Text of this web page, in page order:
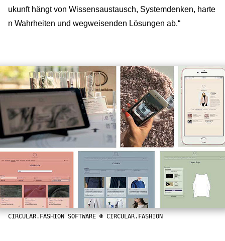
ukunft hängt von Wissensaustausch, Systemdenken, harte
n Wahrheiten und wegweisenden Lösungen ab.“
CIRCULAR.FASHION SOFTWARE © CIRCULAR.FASHION